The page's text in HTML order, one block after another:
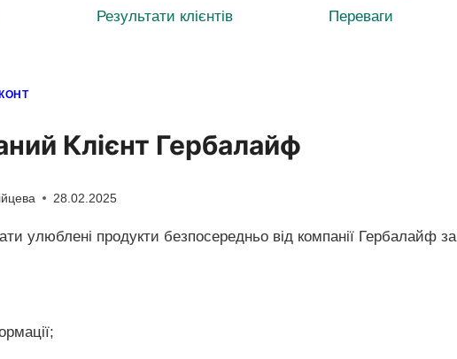
Результати клієнтів Переваги
Клієнт Гербалайф
28.02.2025
улюблені продукти безпосередньо від компанії Гербалайф за